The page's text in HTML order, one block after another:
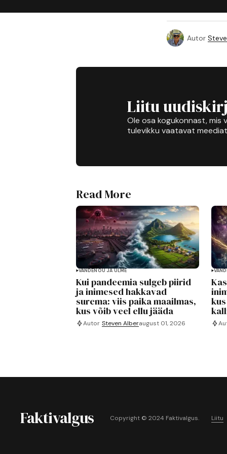
Autor
Liitu
Ole osa kogukonnast,
tulevikku vaatavat
Read More
VANDENÕU JA ULME
Kui pandeemia sulgeb piirid
ja inimesed hakkavad
surema: viis paika maailmas,
kus võib veel ellu jääda
Autor Steven Alberaugust 01, 2026
Faktivalgus Copyright © 2024 Faktivalgus. Liitu